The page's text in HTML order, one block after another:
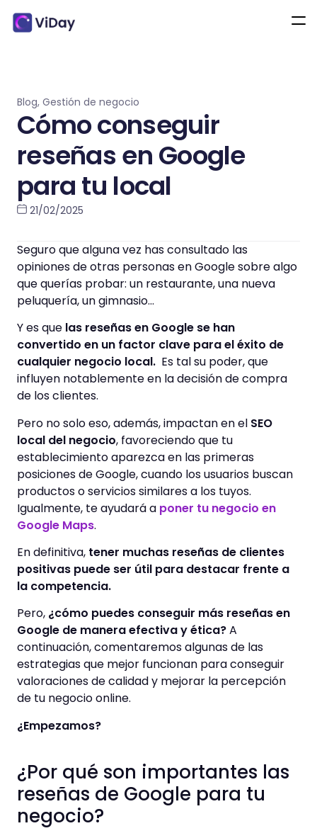
Blog, Gestión de negocio
Cómo conseguir
reseñas en Google
para tu local
21/02/2025
Seguro que alguna vez has consultado las
opiniones de otras personas en Google sobre algo
que querías probar: un restaurante, una nueva
peluquería, un gimnasio…
Y es que las reseñas en Google se han
convertido en un factor clave para el éxito de
cualquier negocio local. Es tal su poder, que
influyen notablemente en la decisión de compra
de los clientes.
Pero no solo eso, además, impactan en el SEO
local del negocio, favoreciendo que tu
establecimiento aparezca en las primeras
posiciones de Google, cuando los usuarios buscan
productos o servicios similares a los tuyos.
Igualmente, te ayudará a poner tu negocio en
Google Maps.
En definitiva, tener muchas reseñas de clientes
positivas puede ser útil para destacar frente a
la competencia.
Pero, ¿cómo puedes conseguir más reseñas en
Google de manera efectiva y ética?A
continuación, comentaremos algunas de las
estrategias que mejor funcionan para conseguir
valoraciones de calidad y mejorar la percepción
de tu negocio online.
¿Empezamos?
¿Por qué son importantes las
reseñas de Google para tu
negocio?